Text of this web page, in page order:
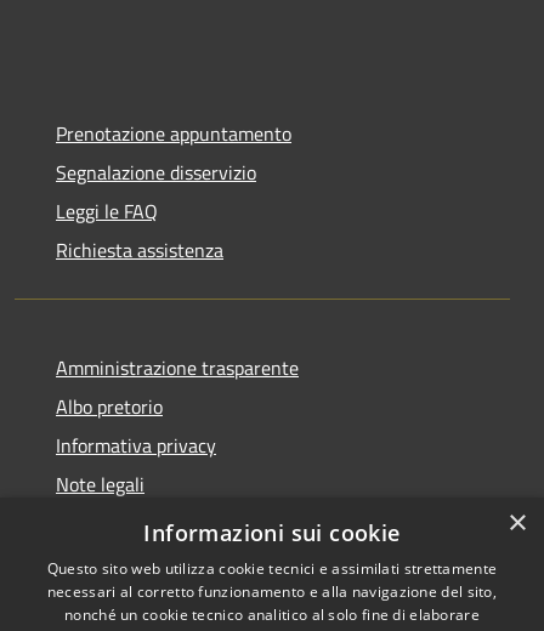
Prenotazione appuntamento
Segnalazione disservizio
Leggi le FAQ
Richiesta assistenza
Amministrazione trasparente
Albo pretorio
Informativa privacy
Note legali
Dichiarazione di accessibilità
×
Informazioni sui cookie
Questo sito web utilizza cookie tecnici e assimilati strettamente
necessari al corretto funzionamento e alla navigazione del sito,
nonché un cookie tecnico analitico al solo fine di elaborare